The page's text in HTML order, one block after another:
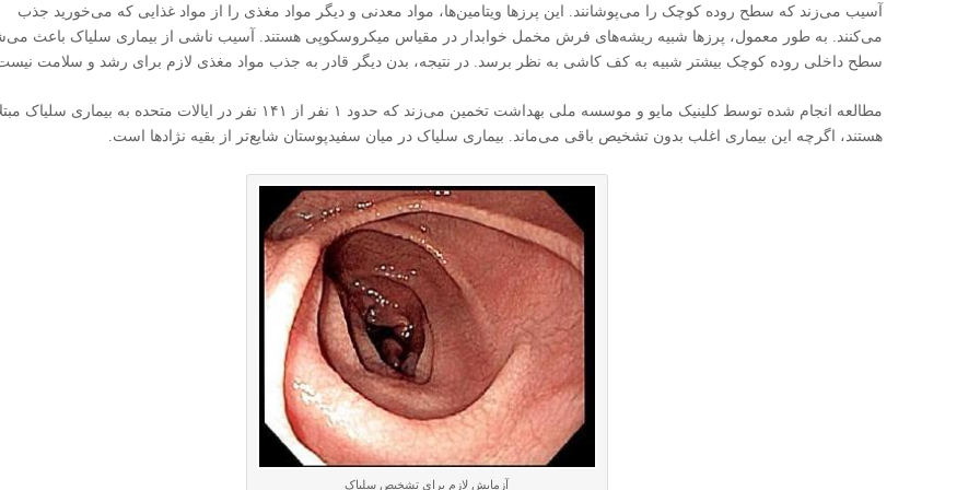
آسیب می‌زند که سطح روده کوچک را می‌پوشانند. این پرزها ویتامین‌ها، مواد معدنی و دیگر مواد مغذی را از مواد غذایی که می‌خورید جذب
می‌کنند. به طور معمول، پرزها شبیه ریشه‌های فرش مخمل خوابدار در مقیاس میکروسکوپی هستند. آسیب ناشی از بیماری سلیاک باعث
سطح داخلی روده کوچک بیشتر شبیه به کف کاشی به نظر برسد. در نتیجه، بدن دیگر قادر به جذب مواد مغذی لازم برای رشد و سلامت
مطالعه انجام شده توسط کلینیک مایو و موسسه ملی بهداشت تخمین می‌زند که حدود ۱ نفر از ۱۴۱ نفر در ایالات متحده به بیماری سلیاک
هستند، اگرچه این بیماری اغلب بدون تشخیص باقی می‌ماند. بیماری سلیاک در میان سفیدپوستان شایع‌تر از بقیه نژادها است.
آزمایش لازم برای تشخیص سلیاک